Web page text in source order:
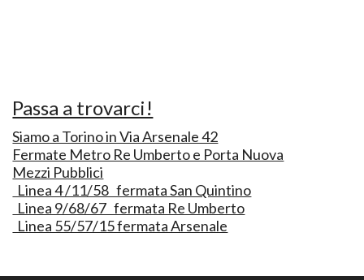
Passa a trovarci!
Siamo a Torino in Via Arsenale 42
Fermate Metro Re Umberto e Porta Nuova
Mezzi Pubblici
Linea 4 /11/58 fermata San Quintino
Linea 9/68/67 fermata Re Umberto
Linea 55/57/15 fermata Arsenale